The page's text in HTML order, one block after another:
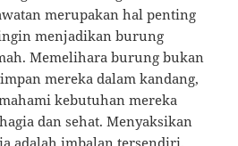
merupakan hal penting
menjadikan burung
Memelihara burung bukan
mereka dalam kandang,
kebutuhan mereka
dan sehat. Menyaksikan